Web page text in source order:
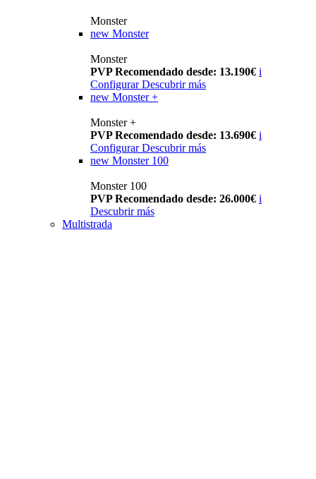
Monster
new Monster
Monster
PVP Recomendado desde: 13.190€ i
Configurar Descubrir más
new Monster +
Monster +
PVP Recomendado desde: 13.690€ i
Configurar Descubrir más
new Monster 100
Monster 100
PVP Recomendado desde: 26.000€ i
Descubrir más
Multistrada